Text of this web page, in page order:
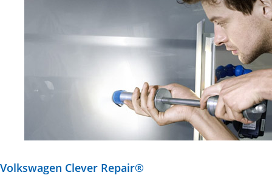
Volkswagen Clever Repair®